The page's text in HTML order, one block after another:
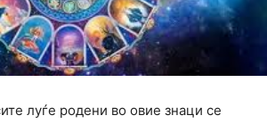
луѓе родени во овие знаци се